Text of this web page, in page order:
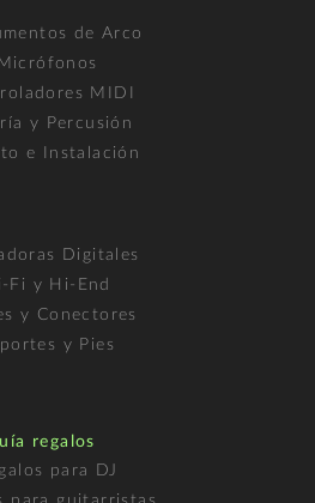
de Arco
Micrófonos
MIDI
y Percusión
e Instalación
Digitales
Fi y Hi-End
y Conectores
y Pies
regalos
para DJ